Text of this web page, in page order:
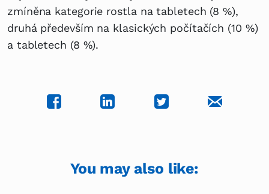
zmíněna kategorie rostla na tabletech (8 %),
druhá především na klasických počítačích (10 %)
a tabletech (8 %).
You may also like: